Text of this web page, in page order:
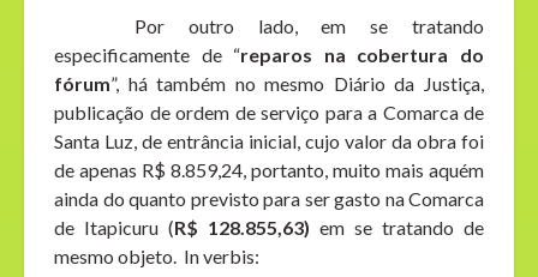
Por outro lado, em se tratando
especificamente de “reparos na cobertura do
fórum”, há também no mesmo Diário da Justiça,
publicação de ordem de serviço para a Comarca de
Santa Luz, de entrância inicial, cujo valor da obra foi
de apenas R$ 8.859,24, portanto, muito mais aquém
ainda do quanto previsto para ser gasto na Comarca
de Itapicuru (R$ 128.855,63) em se tratando de
mesmo objeto. In verbis: